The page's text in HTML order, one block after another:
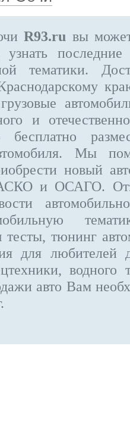
R93.ru вы
узнать
тематики.
и
бесплатно
Мы
новый
и ОСАГО.
тюнинг
для любителей
водного
авто Вам